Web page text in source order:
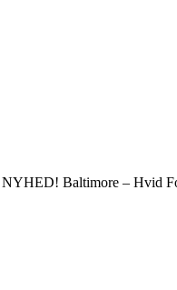
Baltimore – Hvid